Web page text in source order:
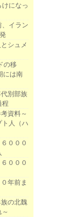
になっ
イラン
シュメ
の移
には南
別部族
程
資料～
ト人（ハ
０００
０００
年前ま
の北魏